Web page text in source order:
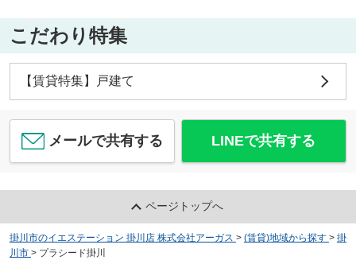
こだわり特集
【賃貸特集】戸建て
メールで共有する LINEで共有する
ページトップへ
掛川市のイエステーション 掛川店 株式会社アーガス > (賃貸)地域から探す > 掛
川市 > プラシード掛川